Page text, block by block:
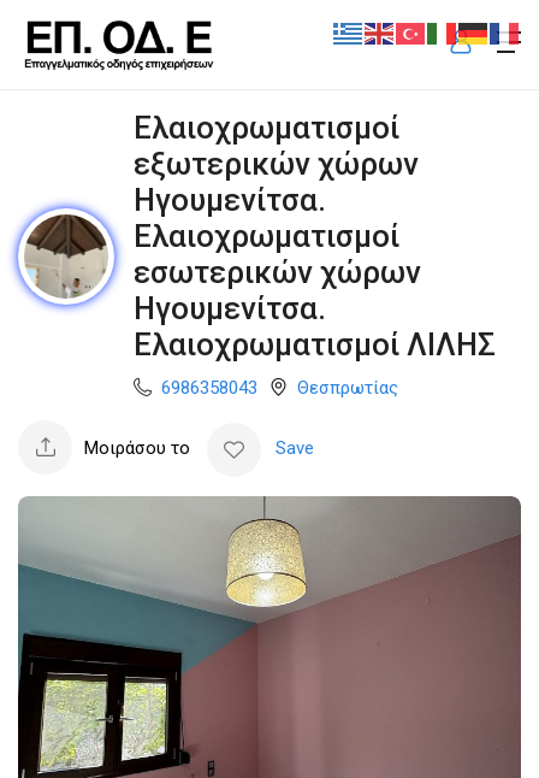
Ελαιοχρωματισμοί
εξωτερικών χώρων
Ηγουμενίτσα.
Ελαιοχρωματισμοί
εσωτερικών χώρων
Ηγουμενίτσα.
Ελαιοχρωματισμοί ΛΙΛΗΣ
6986358043 Θεσπρωτίας
Μοιράσου το Save